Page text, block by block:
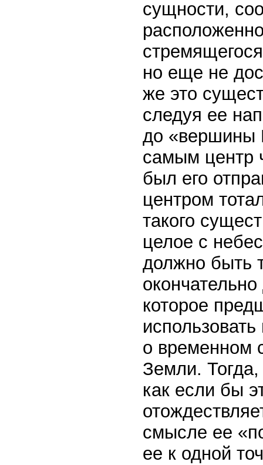
сущности,
но еще не
же это
следуя ее
до «вершины
самым центр
был его
центром
такого
целое с
должно быть
которое
о временном
Земли.
как если бы
смысле ее
ее к одной